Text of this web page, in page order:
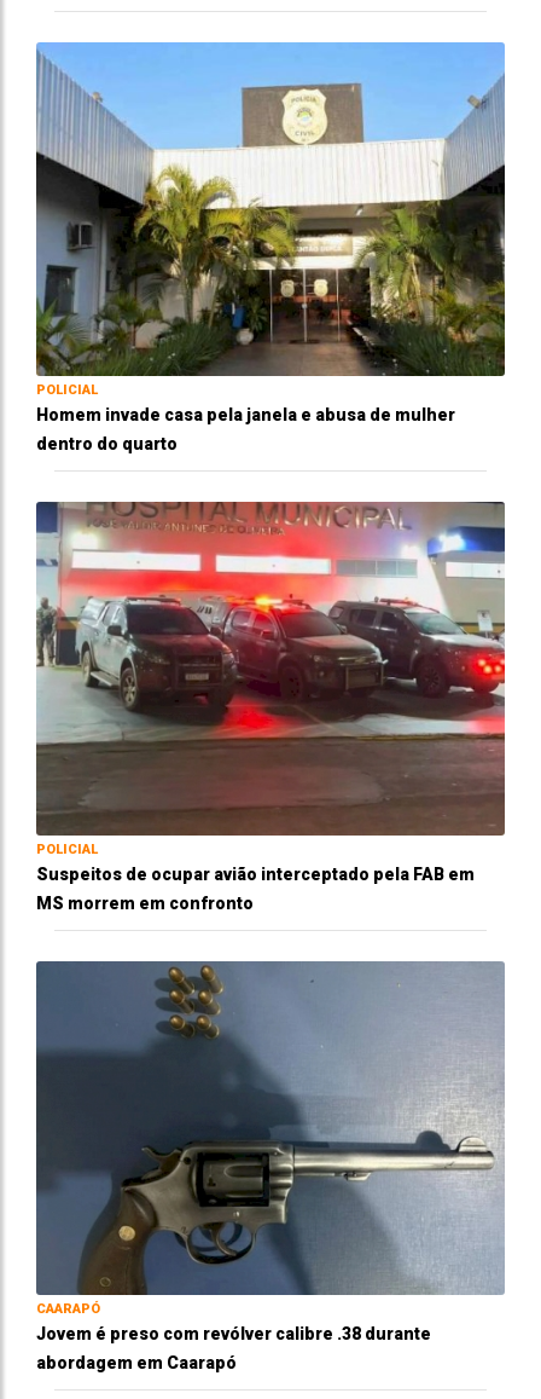
POLICIAL
Homem invade casa pela janela e abusa de mulher
dentro do quarto
POLICIAL
Suspeitos de ocupar avião interceptado pela FAB em
MS morrem em confronto
CAARAPÓ
Jovem é preso com revólver calibre .38 durante
abordagem em Caarapó